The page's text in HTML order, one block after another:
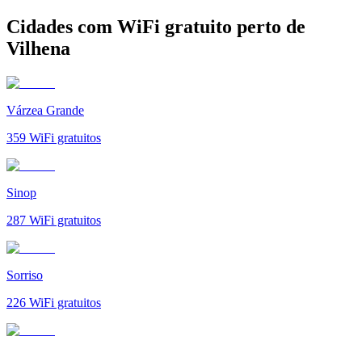
Cidades com WiFi gratuito perto de
Vilhena
Várzea Grande
359 WiFi gratuitos
Sinop
287 WiFi gratuitos
Sorriso
226 WiFi gratuitos